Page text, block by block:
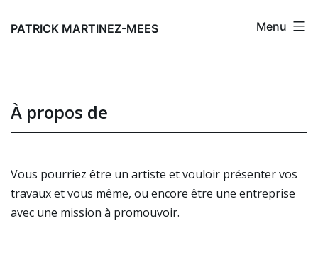
PATRICK MARTINEZ-MEES Menu
À propos de
Vous pourriez être un artiste et vouloir présenter vos
travaux et vous même, ou encore être une entreprise
avec une mission à promouvoir.